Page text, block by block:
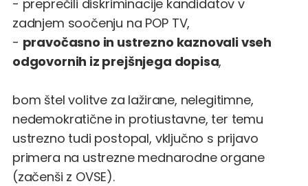
- preprečili diskriminacije kandidatov v
zadnjem soočenju na POP TV,
- pravočasno in ustrezno kaznovali vseh
odgovornih iz prejšnjega dopisa,
bom štel volitve za lažirane, nelegitimne,
nedemokratične in protiustavne, ter temu
ustrezno tudi postopal, vključno s prijavo
primera na ustrezne mednarodne organe
(začenši z OVSE).